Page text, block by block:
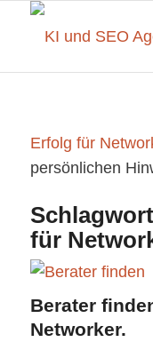
Erfolg für
persönlichen
für
Berater
Networker.